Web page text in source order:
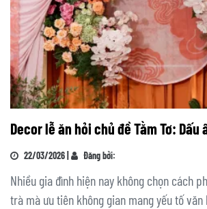
Decor lễ ăn hỏi chủ đề Tằm Tơ: Dấu
22/03/2026 | Đăng bởi:
Nhiều gia đình hiện nay không chọn cách
trà mà ưu tiên không gian mang yếu tố văn